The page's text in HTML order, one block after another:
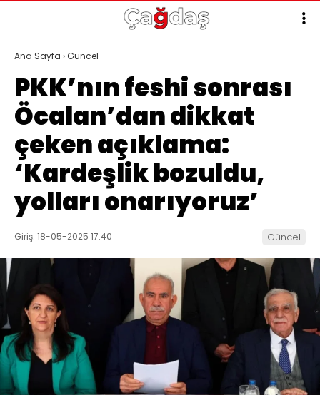
Ana Sayfa ›Güncel
PKK’nın feshi sonrası
Öcalan’dan dikkat
çeken açıklama:
‘Kardeşlik bozuldu,
yolları onarıyoruz’
Giriş: 18-05-2025 17:40 Güncel